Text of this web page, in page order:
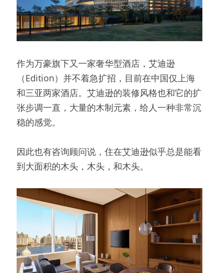
作为万豪旗下又一家奢华型酒店，艾迪逊
（Edition）并不着急扩招，目前在中国仅上海
和三亚两家酒店。艾迪逊的装修风格也和它的扩
张步调一直，大量的木制元素，给人一种非常沉
稳的感觉。
因此也有咨询顾问说，住在艾迪逊似乎总是能看
到大面积的木头，木头，和木头。